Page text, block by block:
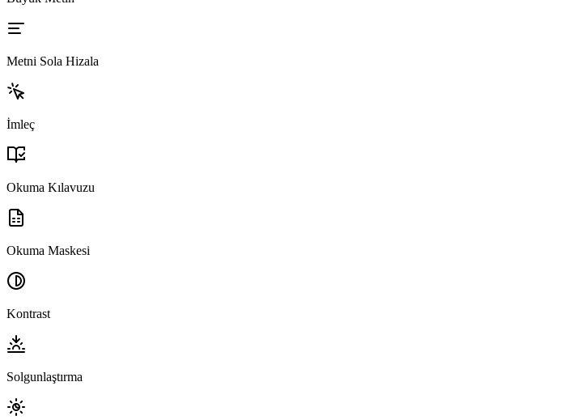
Metni Sola Hizala
İmleç
Okuma Kılavuzu
Okuma Maskesi
Kontrast
Solgunlaştırma